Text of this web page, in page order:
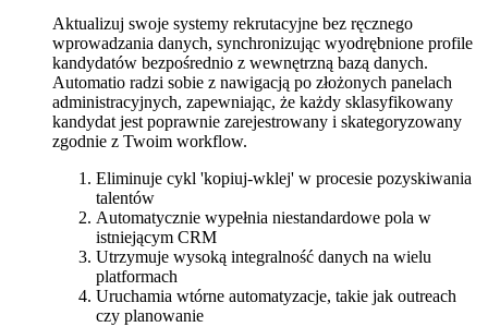
Aktualizuj swoje systemy rekrutacyjne bez ręcznego
wprowadzania danych, synchronizując wyodrębnione profile
kandydatów bezpośrednio z wewnętrzną bazą danych.
Automatio radzi sobie z nawigacją po złożonych panelach
administracyjnych, zapewniając, że każdy sklasyfikowany
kandydat jest poprawnie zarejestrowany i skategoryzowany
zgodnie z Twoim workflow.
Eliminuje cykl 'kopiuj-wklej' w procesie pozyskiwania
talentów
Automatycznie wypełnia niestandardowe pola w
istniejącym CRM
Utrzymuje wysoką integralność danych na wielu
platformach
Uruchamia wtórne automatyzacje, takie jak outreach
czy planowanie